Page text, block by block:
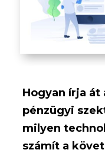
Hogyan írja át
pénzügyi
milyen
számít a